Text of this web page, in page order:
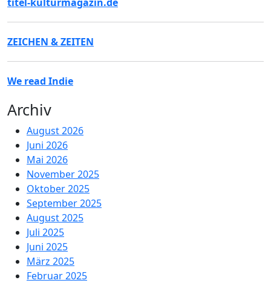
ZEICHEN & ZEITEN
We read Indie
Archiv
August 2026
Juni 2026
Mai 2026
November 2025
Oktober 2025
September 2025
August 2025
Juli 2025
Juni 2025
März 2025
Februar 2025